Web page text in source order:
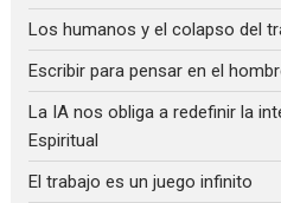
Los humanos y el colapso del
Escribir para pensar en el
La IA nos obliga a redefinir la
Espiritual
El trabajo es un juego infinito